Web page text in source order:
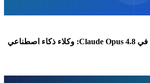
سير العمل الديناميكي في Claude Opus 4.8: وكلاء ذكاء اصطناعي